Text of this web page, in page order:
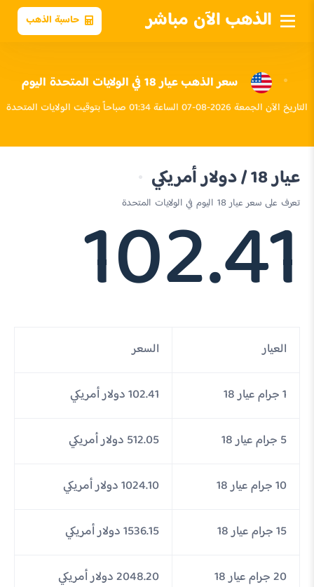
الذهب الآن مباشر حاسبة الذهب
سعر الذهب عيار 18 في الولايات المتحدة اليوم
التاريخ الآن الجمعة 2026-08-07 الساعة 01:34 صباحاً بتوقيت الولايات المتحدة
عيار 18 / دولار أمريكي
تعرف على سعر عيار 18 اليوم في الولايات المتحدة
102.41
العيار السعر
1 جرام عيار 18 102.41 دولار أمريكي
5 جرام عيار 18 512.05 دولار أمريكي
10 جرام عيار 18 1024.10 دولار أمريكي
15 جرام عيار 18 1536.15 دولار أمريكي
20 جرام عيار 18 2048.20 دولار أمريكي